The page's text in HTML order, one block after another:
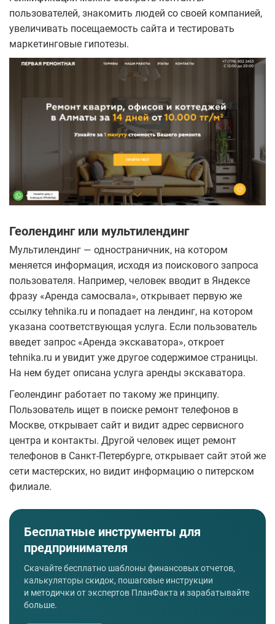
пользователей, знакомить людей со своей компанией,
увеличивать посещаемость сайта и тестировать
маркетинговые гипотезы.
Геолендинг или мультилендинг
Мультилендинг — одностраничник, на котором
меняется информация, исходя из поискового запроса
пользователя. Например, человек вводит в Яндексе
фразу «Аренда самосвала», открывает первую же
ссылку tehnika.ru и попадает на лендинг, на котором
указана соответствующая услуга. Если пользователь
введет запрос «Аренда экскаватора», откроет
tehnika.ru и увидит уже другое содержимое страницы.
На нем будет описана услуга аренды экскаватора.
Геолендинг работает по такому же принципу.
Пользователь ищет в поиске ремонт телефонов в
Москве, открывает сайт и видит адрес сервисного
центра и контакты. Другой человек ищет ремонт
телефонов в Санкт-Петербурге, открывает сайт этой же
сети мастерских, но видит информацию о питерском
филиале.
Бесплатные инструменты для
предпринимателя
Скачайте бесплатно шаблоны финансовых отчетов,
калькуляторы скидок, пошаговые инструкции
и методички от экспертов ПланФакта и зарабатывайте
больше.